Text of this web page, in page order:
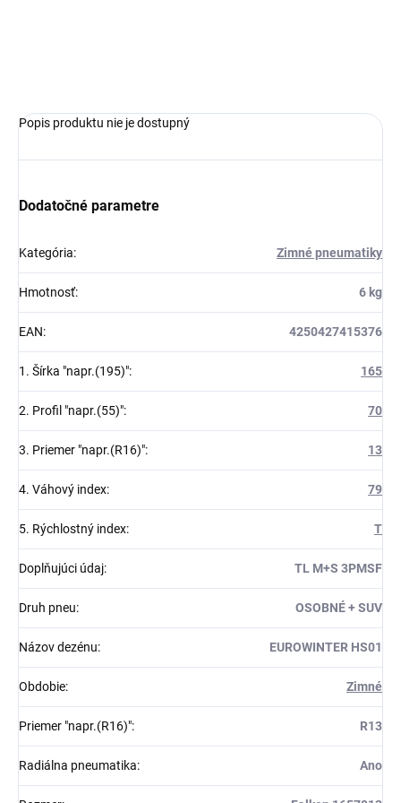
Popis produktu nie je dostupný
Dodatočné parametre
Kategória: Zimné pneumatiky
Hmotnosť: 6 kg
EAN: 4250427415376
1. Šírka "napr.(195)": 165
2. Profil "napr.(55)": 70
3. Priemer "napr.(R16)": 13
4. Váhový index: 79
5. Rýchlostný index: T
Doplňujúci údaj: TL M+S 3PMSF
Druh pneu: OSOBNÉ + SUV
Názov dezénu: EUROWINTER HS01
Obdobie: Zimné
Priemer "napr.(R16)": R13
Radiálna pneumatika: Ano